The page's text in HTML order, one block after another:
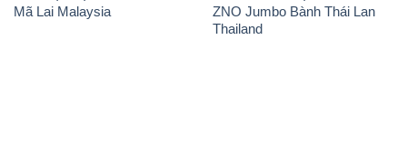
Mã Lai Malaysia
ZNO Jumbo Bành Thái Lan
Thailand